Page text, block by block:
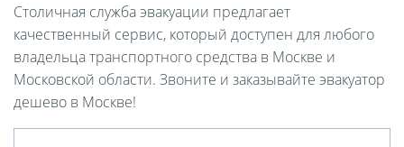
Столичная служба эвакуации предлагает
качественный сервис, который доступен для любого
владельца транспортного средства в Москве и
Московской области. Звоните и заказывайте эвакуатор
дешево в Москве!